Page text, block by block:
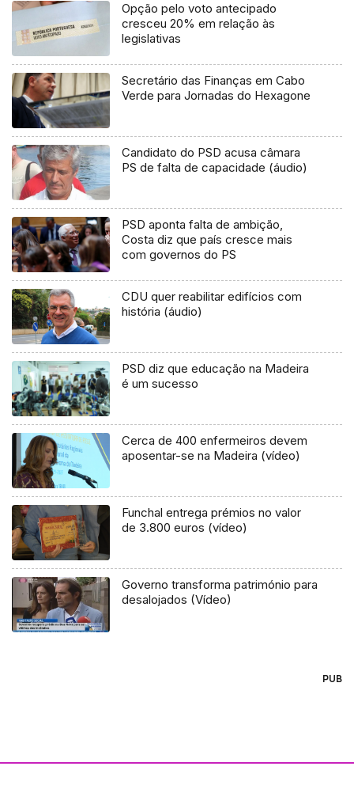
Opção pelo voto antecipado
cresceu 20% em relação às
legislativas
Secretário das Finanças em Cabo
Verde para Jornadas do Hexagone
Candidato do PSD acusa câmara
PS de falta de capacidade (áudio)
PSD aponta falta de ambição,
Costa diz que país cresce mais
com governos do PS
CDU quer reabilitar edifícios com
história (áudio)
PSD diz que educação na Madeira
é um sucesso
Cerca de 400 enfermeiros devem
aposentar-se na Madeira (vídeo)
Funchal entrega prémios no valor
de 3.800 euros (vídeo)
Governo transforma património para
desalojados (Vídeo)
PUB